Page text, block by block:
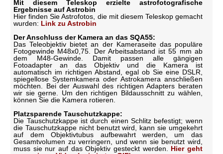
Mit diesem Teleskop erzielte astrofotografische
Ergebnisse auf Astrobin
Hier finden Sie Astrofotos, die mit diesem Teleskop gemacht
wurden: Link zu Astrobin
Der Anschluss der Kamera an das SQA55:
Das Teleobjektiv bietet an der Kameraseite das populäre
Fotogewinde M48x0,75. Der Arbeitsabstand ist 55 mm ab
dem M48-Gewinde. Damit passen alle gängigen
Fotoadapter an das Objektiv und die Kamera ist
automatisch im richtigen Abstand, egal ob Sie eine DSLR,
spiegellose Systemkamera oder Astrokamera anschließen
möchten. Bei der Auswahl des richtigen Adapters beraten
wir sie gerne. Um den richtigen Bildausschnitt zu wählen,
können Sie die Kamera rotieren.
Platzsparende Tauschutzkappe:
Die Tauschutzkappe ist durch einen Schlitz befestigt; wenn
die Tauschutzkappe nicht benutzt wird, kann sie umgekehrt
auf dem Objektivtubus aufbewahrt werden, um das
Gesamtvolumen zu verringern, und wenn sie benutzt wird,
muss sie nur auf das Objektiv gesteckt werden. Hier geht